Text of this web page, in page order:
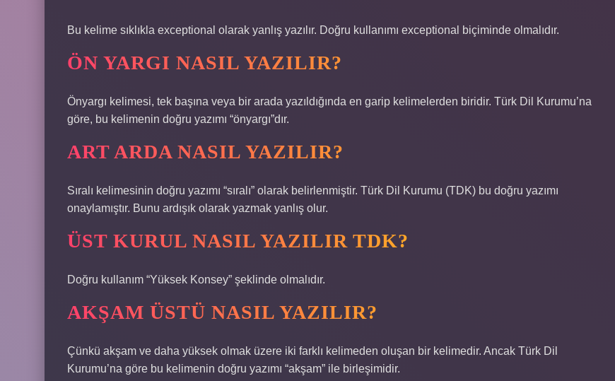
Bu kelime sıklıkla exceptional olarak yanlış yazılır. Doğru kullanımı exceptional biçiminde olmalıdır.
ÖN YARGI NASIL YAZILIR?
Önyargı kelimesi, tek başına veya bir arada yazıldığında en garip kelimelerden biridir. Türk Dil Kurumu’na
göre, bu kelimenin doğru yazımı “önyargı”dır.
ART ARDA NASIL YAZILIR?
Sıralı kelimesinin doğru yazımı “sıralı” olarak belirlenmiştir. Türk Dil Kurumu (TDK) bu doğru yazımı
onaylamıştır. Bunu ardışık olarak yazmak yanlış olur.
ÜST KURUL NASIL YAZILIR TDK?
Doğru kullanım “Yüksek Konsey” şeklinde olmalıdır.
AKŞAM ÜSTÜ NASIL YAZILIR?
Çünkü akşam ve daha yüksek olmak üzere iki farklı kelimeden oluşan bir kelimedir. Ancak Türk Dil
Kurumu’na göre bu kelimenin doğru yazımı “akşam” ile birleşimidir.